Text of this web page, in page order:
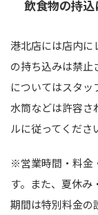
飲食物の持込
港北店には店内に
の持ち込みは禁止
についてはスタ
水筒などは許容さ
ルに従ってくださ
※営業時間・料金
す。また、夏休み
期間は特別料金の